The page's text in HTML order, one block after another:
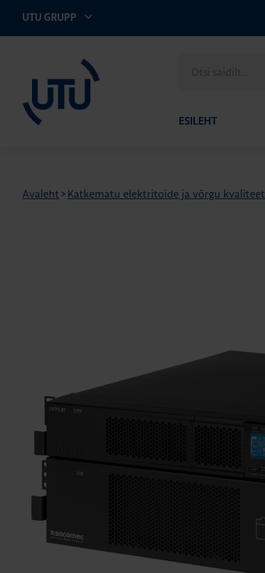
UTU GRUPP
saidilt
ESILEHT
Avaleht > Katkematu elektritoide ja võrgu kvaliteet